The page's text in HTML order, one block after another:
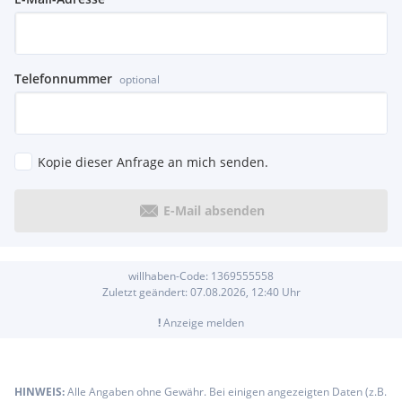
Airbag Fahrer-/Beifahrerseite
Antriebsart: Allradantrieb
Antriebsart: xDrive (Allrad)
Bremsassistent
Dynamische Stabilitäts-Control (DSC) mit erweiterter
Fahrassistenz-System: Active Guard Plus
Fahrassistenz-System: Aufmerksamkeits-Assistent
Geschwindigkeits-Begrenzeranlage (Speed Limit Device)
Kopf-Airbag-System hinten
Kopf-Airbag-System vorn
Seitenairbag hinten
Telefonnummer optional
Kopie dieser Anfrage an mich senden.
E-Mail absenden
willhaben-Code: 1369555558
Zuletzt geändert: 07.08.2026, 12:40Uhr
!Anzeige melden
HINWEIS:Alle Angaben ohne Gewähr. Bei einigen angezeigten Daten (z.B.